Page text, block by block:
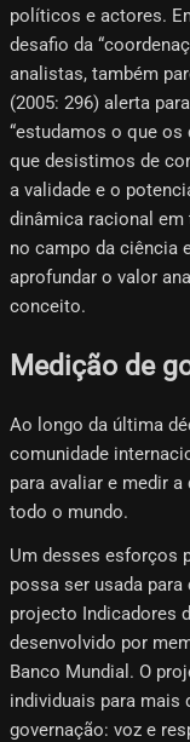
políticos e actores.
desafio da
analistas, também
(2005: 296) alerta
“estudamos o que
que desistimos de
a validade e o
dinâmica racional
no campo da ciência
aprofundar o valor
conceito.
Medição de
Ao longo da última
comunidade
para avaliar e medir
todo o mundo.
Um desses esforços
possa ser usada
projecto Indicadores
desenvolvido por
Banco Mundial. O
individuais para mais
governação: voz e